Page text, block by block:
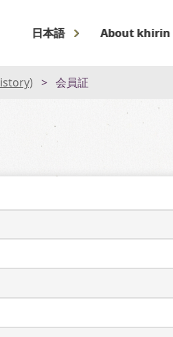
日本語 About khirin
会員証